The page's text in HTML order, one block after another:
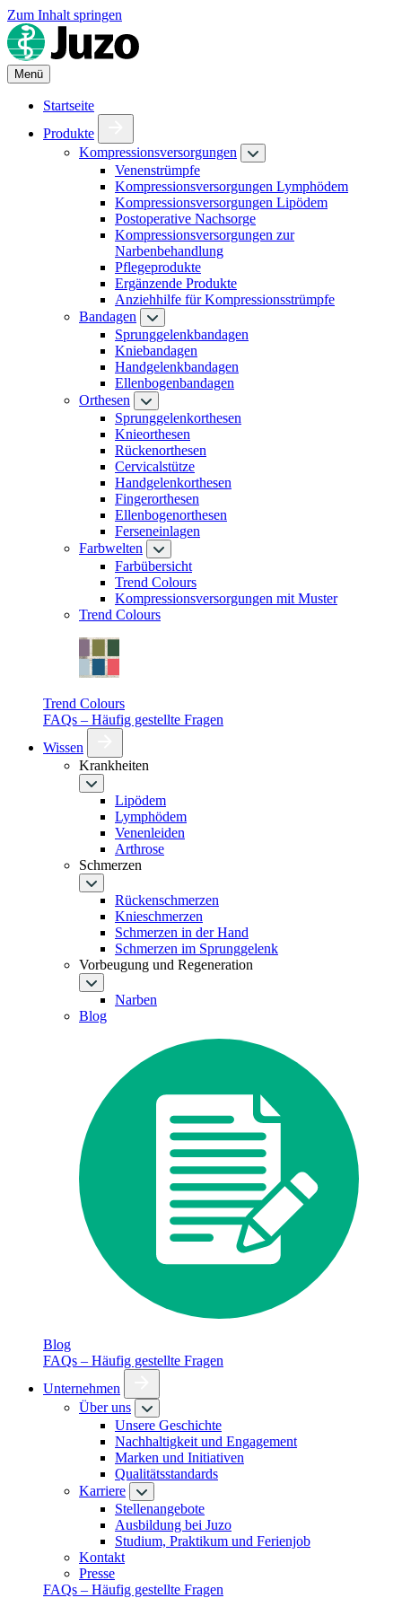
Zum Inhalt springen
Menü
Startseite
Produkte
Kompressionsversorgungen
Venenstrümpfe
Kompressionsversorgungen Lymphödem
Kompressionsversorgungen Lipödem
Postoperative Nachsorge
Kompressionsversorgungen zur
Narbenbehandlung
Pflegeprodukte
Ergänzende Produkte
Anziehhilfe für Kompressionsstrümpfe
Bandagen
Sprunggelenkbandagen
Kniebandagen
Handgelenkbandagen
Ellenbogenbandagen
Orthesen
Sprunggelenkorthesen
Knieorthesen
Rückenorthesen
Cervicalstütze
Handgelenkorthesen
Fingerorthesen
Ellenbogenorthesen
Ferseneinlagen
Farbwelten
Farbübersicht
Trend Colours
Kompressionsversorgungen mit Muster
Trend Colours
Trend Colours
FAQs – Häufig gestellte Fragen
Wissen
Krankheiten
Lipödem
Lymphödem
Venenleiden
Arthrose
Schmerzen
Rückenschmerzen
Knieschmerzen
Schmerzen in der Hand
Schmerzen im Sprunggelenk
Vorbeugung und Regeneration
Narben
Blog
Blog
FAQs – Häufig gestellte Fragen
Unternehmen
Über uns
Unsere Geschichte
Nachhaltigkeit und Engagement
Marken und Initiativen
Qualitätsstandards
Karriere
Stellenangebote
Ausbildung bei Juzo
Studium, Praktikum und Ferienjob
Kontakt
Presse
FAQs – Häufig gestellte Fragen